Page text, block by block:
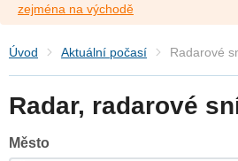
zejména na východě
Úvod Aktuální počasí Radarové
Radar, radarové
Město